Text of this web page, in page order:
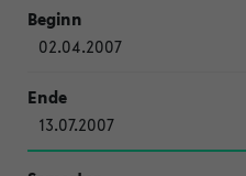
02.04.2007
13.07.2007